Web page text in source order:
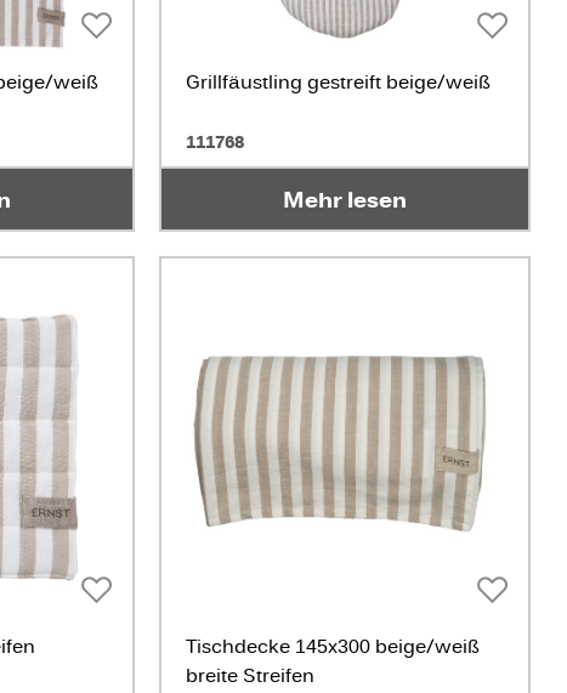
weiß
Grillfäustling gestreift beige/weiß
111768
Mehr lesen
Tischdecke 145x300 beige/weiß
breite Streifen